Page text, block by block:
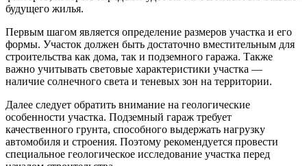
будущего жилья.
Первым шагом является определение размеров участка и его
формы. Участок должен быть достаточно вместительным для
строительства как дома, так и подземного гаража. Также
важно учитывать световые характеристики участка —
наличие солнечного света и теневых зон на территории.
Далее следует обратить внимание на геологические
особенности участка. Подземный гараж требует
качественного грунта, способного выдержать нагрузку
автомобиля и строения. Поэтому рекомендуется провести
специальное геологическое исследование участка перед